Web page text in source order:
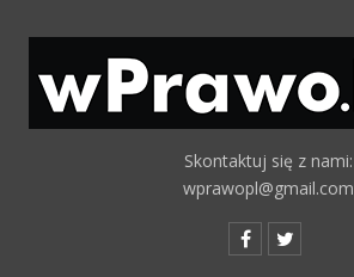
Skontaktuj się z nami:
wprawopl@gmail.com